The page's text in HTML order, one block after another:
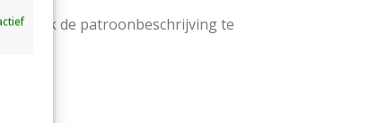
de patroonbeschrijving te